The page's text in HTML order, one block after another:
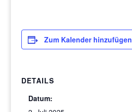
Zum Kalender hinzufügen
DETAILS
Datum: